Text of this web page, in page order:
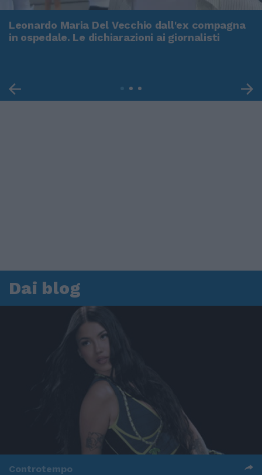
Leonardo Maria Del Vecchio dall'ex compagna
in ospedale. Le dichiarazioni ai giornalisti
Dai blog
Controtempo